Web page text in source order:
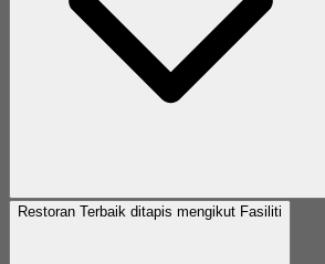
Restoran Terbaik ditapis mengikut Fasiliti